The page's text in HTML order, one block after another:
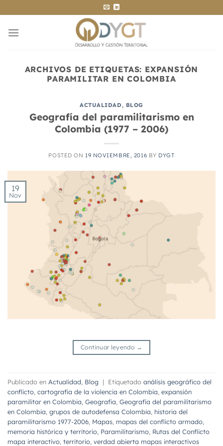
al
contenido
ARCHIVOS DE ETIQUETAS: EXPANSIÓN
PARAMILITAR EN COLOMBIA
ACTUALIDAD, BLOG
Geografía del paramilitarismo en
Colombia (1977 – 2006)
POSTED ON 19 NOVIEMBRE, 2016 BY DYGT
19
Nov
Continuar leyendo →
Publicado en Actualidad Blog | Etiquetado análisis geográfico del
conflicto cartografía de la violencia en Colombia expansión
paramilitar en Colombia Geografia Geografía del paramilitarismo
en Colombia grupos de autodefensa Colombia historia del
paramilitarismo 1977-2006 Mapas mapas del conflicto armado
memoria histórica y territorio Paramilitarismo Rutas del Conflicto
mapa interactivo territorio verdad abierta mapas interactivos